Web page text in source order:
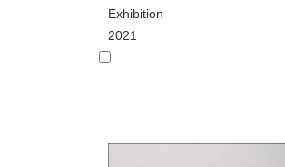
Exhibition
2021